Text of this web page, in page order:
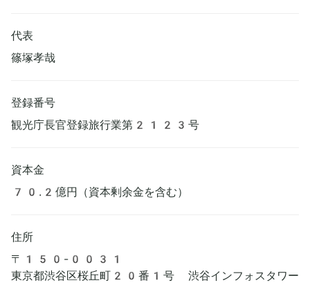
代表
篠塚孝哉
登録番号
観光庁長官登録旅行業第2123号
資本金
70.2億円（資本剰余金を含む）
住所
〒150-0031
東京都渋谷区桜丘町20番1号 渋谷インフォスタワー